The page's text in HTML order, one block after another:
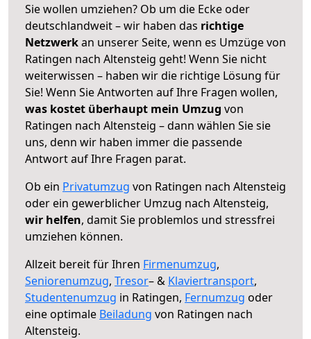
Sie wollen umziehen? Ob um die Ecke oder
deutschlandweit – wir haben das richtige
Netzwerkan unserer Seite, wenn es Umzüge von
Ratingen nach Altensteig geht! Wenn Sie nicht
weiterwissen – haben wir die richtige Lösung für
Sie! Wenn Sie Antworten auf Ihre Fragen wollen,
was kostet überhaupt mein Umzug von
Ratingen nach Altensteig – dann wählen Sie sie
uns, denn wir haben immer die passende
Antwort auf Ihre Fragen parat.
Ob ein Privatumzug von Ratingen nach Altensteig
oder ein gewerblicher Umzug nach Altensteig,
wir helfen, damit Sie problemlos und stressfrei
umziehen können.
Allzeit bereit für Ihren Firmenumzug,
Seniorenumzug, Tresor– & Klaviertransport,
Studentenumzug in Ratingen, Fernumzug oder
eine optimale Beiladung von Ratingen nach
Altensteig.